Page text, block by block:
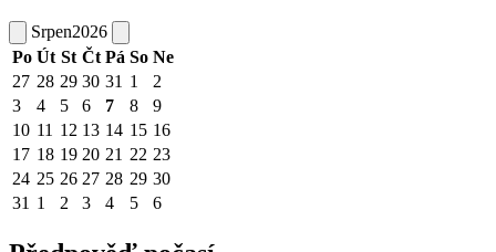
Srpen2026
Po Út St Čt Pá So Ne
27 28 29 30 31 1
2
3
4 5 6 7 8
9
10 11 12 13 14 15 16
17 18 19 20 21 22 23
24 25 26 27 28 29 30
31 1 2 3 4 5 6